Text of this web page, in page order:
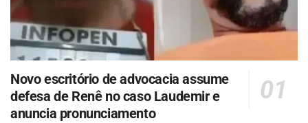
Novo escritório de advocacia assume
defesa de Renê no caso Laudemir e
anuncia pronunciamento